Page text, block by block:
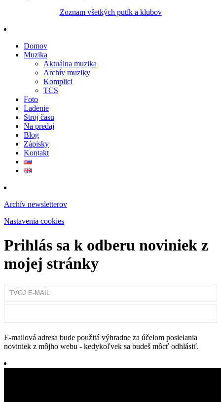
Zoznam všetkých putík a klubov
Domov
Muzika
Aktuálna muzika
Archív muziky
Komplici
TCS
Foto
Ladenie
Stroj času
Na predaj
Blog
Zápisky
Kontakt
Archív newsletterov
Nastavenia cookies
Prihlás sa k odberu noviniek z
mojej stránky
E-mailová adresa bude použitá výhradne za účelom posielania
noviniek z môjho webu - kedykoľvek sa budeš môcť odhlásiť.